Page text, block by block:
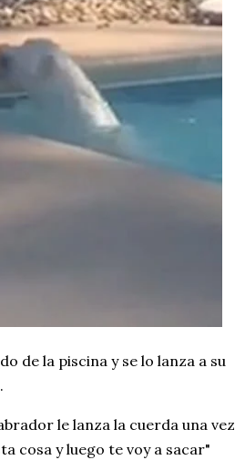
de la piscina y se lo lanza a su
le lanza la cuerda una vez
cosa y luego te voy a sacar"